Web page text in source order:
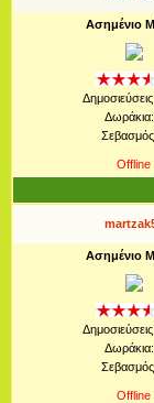
Ασημένιο
Δημοσιεύσεις:
Δωράκια:
Offline
Ασημένιο
Δημοσιεύσεις:
Δωράκια:
Offline